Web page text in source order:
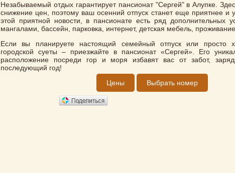
Незабываемый отдых гарантирует пансионат "Сергей" в Алупке.
снижение цен, поэтому ваш осенний отпуск станет еще приятнее и
этой приятной новости, в пансионате есть ряд дополнительных
мангалами, бассейн, парковка, интернет, детская мебель,
Если вы планируете настоящий семейный отпуск или просто
городской суеты – приезжайте в пансионат «Сергей». Его
расположение посреди гор и моря избавят вас от забот,
последующий год!
Цены
Выбрать номер